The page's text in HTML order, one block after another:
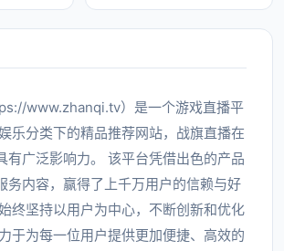
www.zhanqi.tv）是一个游戏直播平
乐分类下的精品推荐网站，战旗直播在
有广泛影响力。 该平台凭借出色的产品
务内容，赢得了上千万用户的信赖与好
终坚持以用户为中心，不断创新和优化
于为每一位用户提供更加便捷、高效的